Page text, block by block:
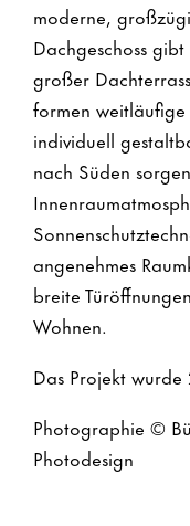
moderne,
Dachgeschoss
großer
formen
individuell
nach Süden
angenehmes
breite
Wohnen.
Das Projekt wurde
Photographie ©
Photodesign